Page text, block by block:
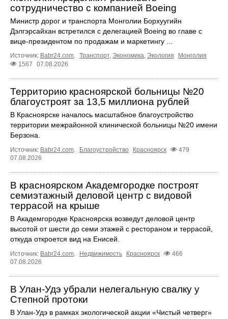
сотрудничество с компанией Boeing
Министр дорог и транспорта Монголии Борхуугийн
Дэлгэрсайхан встретился с делегацией Boeing во главе с
вице-президентом по продажам и маркетингу ...
Источник: Babr24.com. Транспорт, Экономика, Экология
Монголия
1567
07.08.2026
Территорию красноярской больницы №20
благоустроят за 13,5 миллиона рублей
В Красноярске началось масштабное благоустройство
территории межрайонной клинической больницы №20 имени
Берзона.
Источник: Babr24.com. Благоустройство Красноярск
479
07.08.2026
В красноярском Академгородке построят
семиэтажный деловой центр с видовой
террасой на крыше
В Академгородке Красноярска возведут деловой центр
высотой от шести до семи этажей с рестораном и террасой,
откуда откроется вид на Енисей.
Источник: Babr24.com. Недвижимость Красноярск
466
07.08.2026
В Улан-Удэ убрали нелегальную свалку у
Степной протоки
В Улан-Удэ в рамках экологической акции «Чистый четверг»